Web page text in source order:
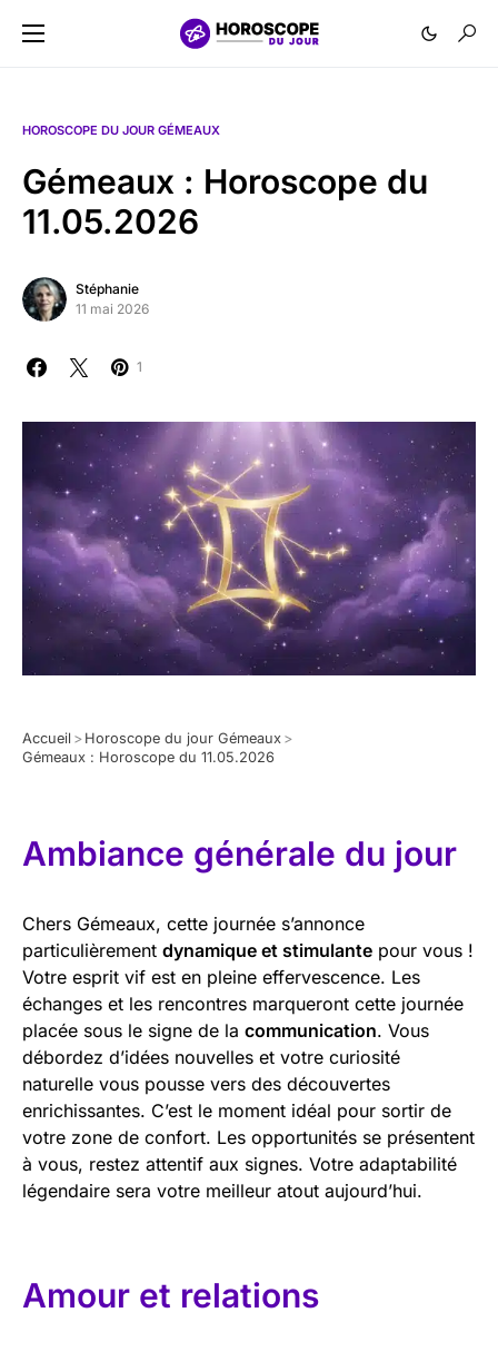
HOROSCOPE DU JOUR GÉMEAUX
Gémeaux : Horoscope du
11.05.2026
Stéphanie
11 mai 2026
1
Accueil > Horoscope du jour Gémeaux >
Gémeaux : Horoscope du 11.05.2026
Ambiance générale du jour
Chers Gémeaux, cette journée s’annonce
particulièrement dynamique et stimulante pour vous !
Votre esprit vif est en pleine effervescence. Les
échanges et les rencontres marqueront cette journée
placée sous le signe de la communication. Vous
débordez d’idées nouvelles et votre curiosité
naturelle vous pousse vers des découvertes
enrichissantes. C’est le moment idéal pour sortir de
votre zone de confort. Les opportunités se présentent
à vous, restez attentif aux signes. Votre adaptabilité
légendaire sera votre meilleur atout aujourd’hui.
Amour et relations